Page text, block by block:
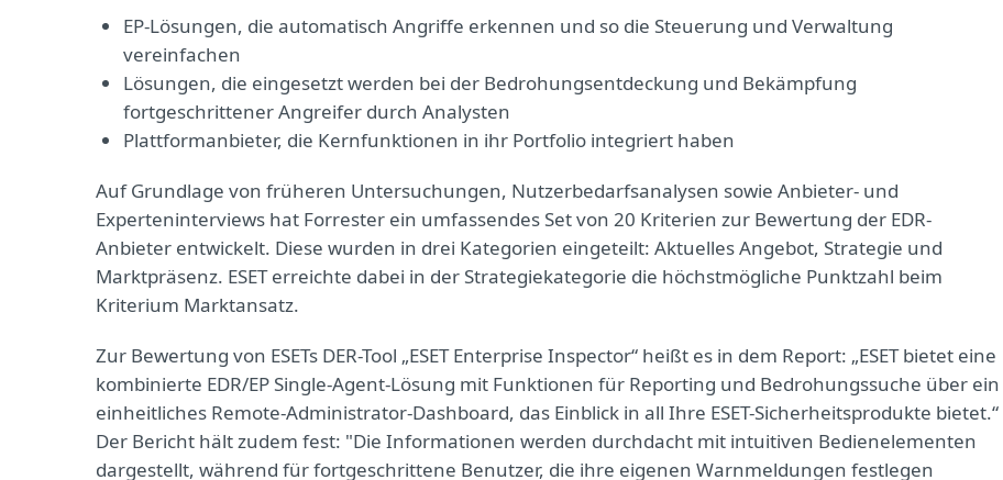
EP-Lösungen, die automatisch Angriffe erkennen und so die Steuerung und Verwaltung
vereinfachen
Lösungen, die eingesetzt werden bei der Bedrohungsentdeckung und Bekämpfung
fortgeschrittener Angreifer durch Analysten
Plattformanbieter, die Kernfunktionen in ihr Portfolio integriert haben
Auf Grundlage von früheren Untersuchungen, Nutzerbedarfsanalysen sowie Anbieter- und
Experteninterviews hat Forrester ein umfassendes Set von 20 Kriterien zur Bewertung der EDR-
Anbieter entwickelt. Diese wurden in drei Kategorien eingeteilt: Aktuelles Angebot, Strategie und
Marktpräsenz. ESET erreichte dabei in der Strategiekategorie die höchstmögliche Punktzahl beim
Kriterium Marktansatz.
Zur Bewertung von ESETs DER-Tool „ESET Enterprise Inspector“ heißt es in dem Report: „ESET bietet eine
kombinierte EDR/EP Single-Agent-Lösung mit Funktionen für Reporting und Bedrohungssuche über ein
einheitliches Remote-Administrator-Dashboard, das Einblick in all Ihre ESET-Sicherheitsprodukte bietet.“
Der Bericht hält zudem fest: "Die Informationen werden durchdacht mit intuitiven Bedienelementen
dargestellt, während für fortgeschrittene Benutzer, die ihre eigenen Warnmeldungen festlegen